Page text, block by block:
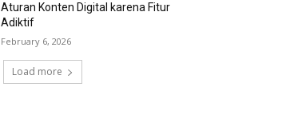
Aturan Konten Digital karena Fitur
Adiktif
February 6, 2026
Load more